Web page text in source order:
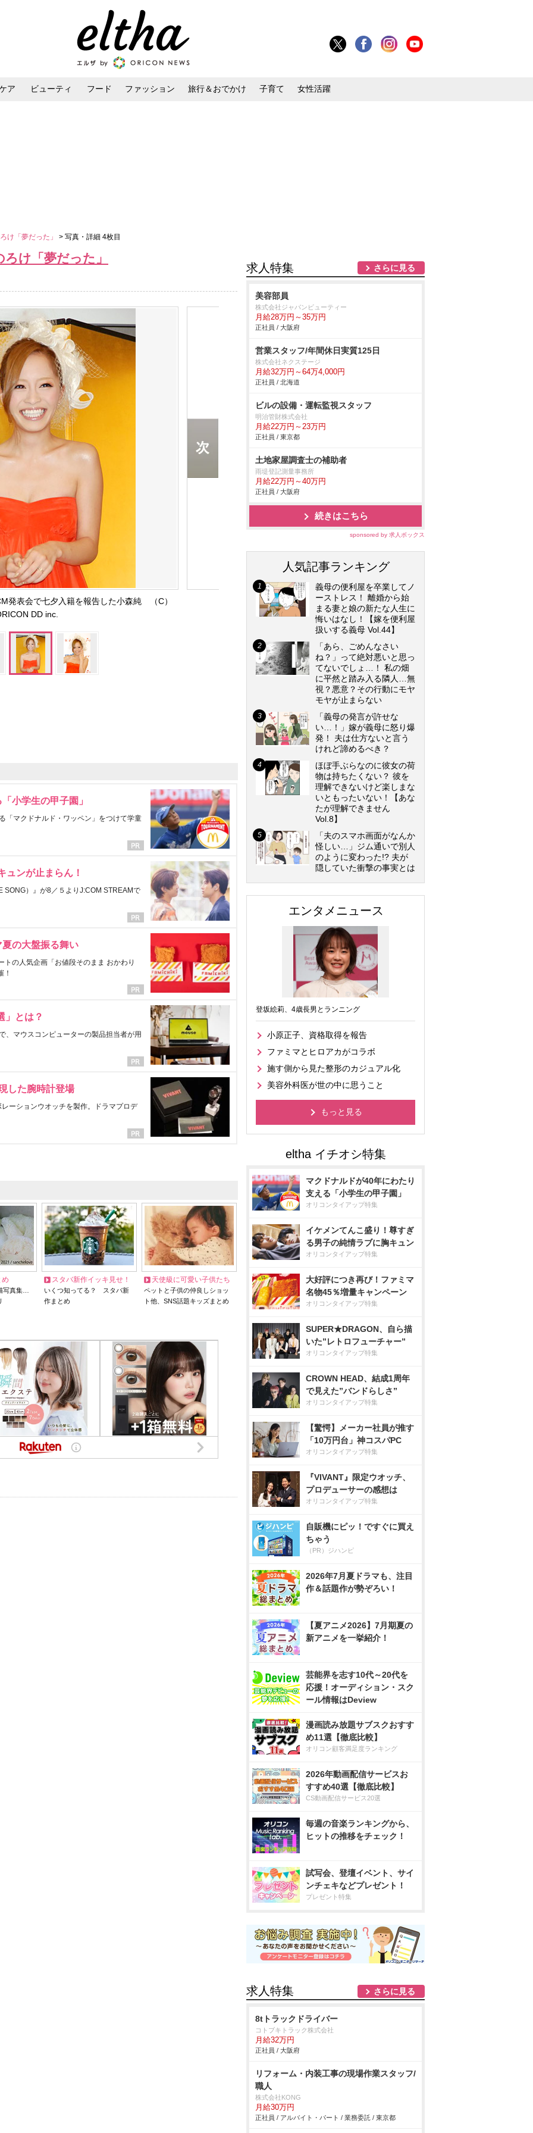
ア ビューティ フード ファッション 旅行＆おでかけ 子育て 女性活躍
け「夢だった」 > 写真・詳細 4枚目
け「夢だった」
発表会で七夕入籍を報告した小森純 （C）
DD inc.
小学生の甲子園」
「マクドナルド・ワッペン」をつけて学童
ュンが止まらん！
SONG）』が8／５よりJ:COM STREAMで
の大盤振る舞い
の人気企画「お値段そのまま おかわり
！
」とは？
、マウスコンピューターの製品担当者が用
した腕時計登場
ーションウオッチを製作。ドラマプロデ
め
写真集…
スタバ新作イッキ見せ！
いくつ知ってる？ スタバ新
作まとめ
天使級に可愛い子供たち
ペットと子供の仲良しショッ
ト他、SNS話題キッズまとめ
求人特集 さらに見る
美容部員
株式会社ジャパンビューティー
月給28万円～35万円
正社員 / 大阪府
営業スタッフ/年間休日実質125日
株式会社ネクステージ
月給32万円～64万4,000円
正社員 / 北海道
ビルの設備・運転監視スタッフ
明治管財株式会社
月給22万円～23万円
正社員 / 東京都
土地家屋調査士の補助者
雨堤登記測量事務所
月給22万円～40万円
正社員 / 大阪府
続きはこちら
sponsored by 求人ボックス
人気記事ランキング
義母の便利屋を卒業してノ
ーストレス！ 離婚から始
まる妻と娘の新たな人生に
悔いはなし！【嫁を便利屋
扱いする義母 Vol.44】
「あら、ごめんなさい
ね？」って絶対悪いと思っ
てないでしょ…！ 私の畑
に平然と踏み入る隣人…無
視？悪意？その行動にモヤ
モヤが止まらない
「義母の発言が許せな
い…！」嫁が義母に怒り爆
発！ 夫は仕方ないと言う
けれど諦めるべき？
ほぼ手ぶらなのに彼女の荷
物は持ちたくない？ 彼を
理解できないけど楽しまな
いともったいない！【あな
たが理解できません
Vol.8】
「夫のスマホ画面がなんか
怪しい…」ジム通いで別人
のように変わった!? 夫が
隠していた衝撃の事実とは
エンタメニュース
登坂絵莉、4歳長男とランニング
小原正子、資格取得を報告
ファミマとヒロアカがコラボ
施す側から見た整形のカジュアル化
美容外科医が世の中に思うこと
もっと見る
マクドナルドが40年にわたり
支える「小学生の甲子園」
オリコンタイアップ特集
イケメンてんこ盛り！尊すぎ
る男子の純情ラブに胸キュン
オリコンタイアップ特集
大好評につき再び！ファミマ
名物45％増量キャンペーン
オリコンタイアップ特集
SUPER★DRAGON、自ら描
いた”レトロフューチャー”
オリコンタイアップ特集
CROWN HEAD、結成1周年
で見えた”バンドらしさ”
オリコンタイアップ特集
【驚愕】メーカー社員が推す
「10万円台」神コスパPC
オリコンタイアップ特集
『VIVANT』限定ウオッチ、
プロデューサーの感想は
オリコンタイアップ特集
自販機にピッ！ですぐに買え
ちゃう
（PR）ジハンピ
2026年7月夏ドラマも、注目
作＆話題作が勢ぞろい！
【夏アニメ2026】7月期夏の
新アニメを一挙紹介！
芸能界を志す10代～20代を
応援！オーディション・スク
ール情報はDeview
漫画読み放題サブスクおすす
め11選【徹底比較】
オリコン顧客満足度ランキング
2026年動画配信サービスお
すすめ40選【徹底比較】
CS動画配信サービス20選
毎週の音楽ランキングから、
ヒットの推移をチェック！
試写会、登壇イベント、サイ
ンチェキなどプレゼント！
プレゼント特集
求人特集 さらに見る
8tトラックドライバー
コトブキトラック株式会社
月給32万円
正社員 / 大阪府
リフォーム・内装工事の現場作業スタッフ/
職人
株式会社KONG
月給30万円
正社員 / アルバイト・パート / 業務委託 / 東京都